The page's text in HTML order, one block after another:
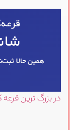
در بزرگ ترین